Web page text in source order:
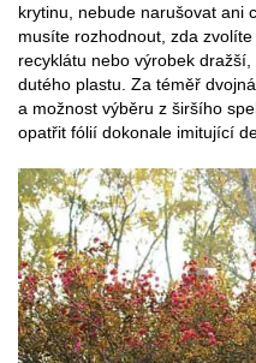
krytinu, nebude narušovat ani
musíte rozhodnout, zda
recyklátu nebo výrobek
dutého plastu. Za téměř
a možnost výběru z širšího
opatřit fólií dokonale imitující